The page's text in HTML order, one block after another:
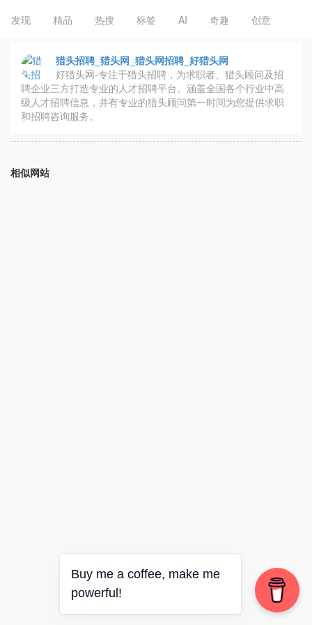
发现 精品 热搜 标签 AI 奇趣 创意
猎头招聘_猎头网_猎头网招聘_好猎头网
好猎头网-专注于猎头招聘，为求职者、猎头顾问及招
聘企业三方打造专业的人才招聘平台。涵盖全国各个行业中高
级人才招聘信息，并有专业的猎头顾问第一时间为您提供求职
和招聘咨询服务。
相似网站
Buy me a coffee, make me
powerful!